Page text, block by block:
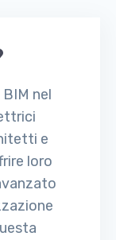
nel
e
loro